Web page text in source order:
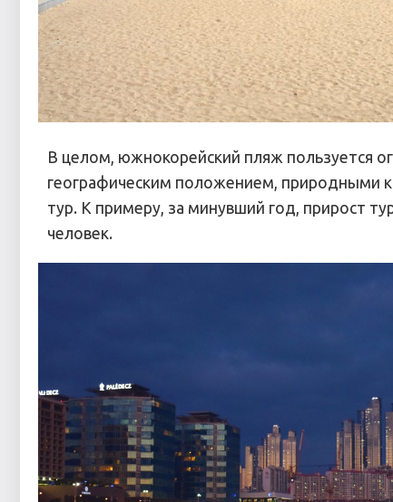
В целом, южнокорейский пляж пользуется
географическим положением, природными
тур. К примеру, за минувший год, прирост
человек.